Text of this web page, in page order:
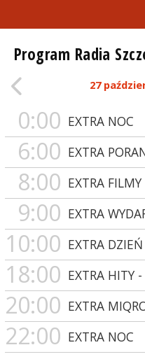
Program Radia
27
0:00 EXTRA NOC
6:00 EXTRA
8:00 EXTRA FILMY
9:00 EXTRA
10:00 EXTRA DZIEŃ
18:00 EXTRA HITY
20:00 EXTRA
22:00 EXTRA NOC